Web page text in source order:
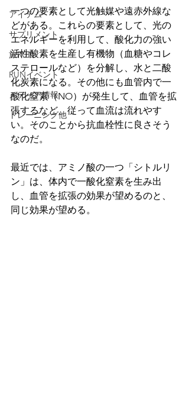
アイテム
サプリメント
旅RUN
RUNイベント
メディア情報
トレーニング他
一つの要素として光触媒や遠赤外線な
どがある。これらの要素として、光の
エネルギーを利用して、酸化力の強い
活性酸素を生産し有機物（血糖やコレ
ステロールなど）を分解し、水と二酸
化炭素になる。その他にも血管内で一
酸化窒素（NO）が発生して、血管を拡
張するなど、従って血流は流れやす
い。そのことから抗血栓性に良さそう
なのだ。
最近では、アミノ酸の一つ「シトルリ
ン」は、体内で一酸化窒素を生み出
し、血管を拡張の効果が望めるのと、
同じ効果が望める。